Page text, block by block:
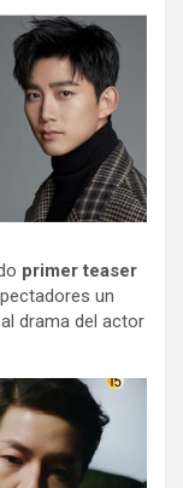
primer teaser
un
drama del actor